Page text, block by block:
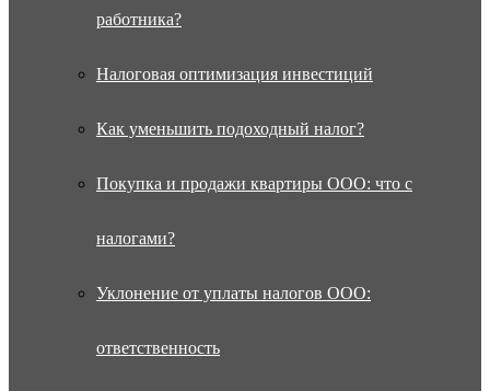
работника?
Налоговая оптимизация инвестиций
Как уменьшить подоходный налог?
Покупка и продажи квартиры ООО: что с
налогами?
Уклонение от уплаты налогов ООО:
ответственность